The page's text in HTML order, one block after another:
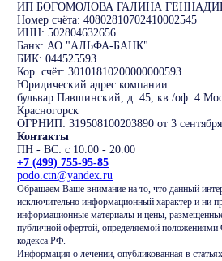
ИП БОГОМОЛОВА ГАЛИНА
Номер счёта: 40802810702410002545
ИНН: 502804632656
Банк: АО "АЛЬФА-БАНК"
БИК: 044525593
Кор. счёт: 30101810200000000593
Юридический адрес компании:
бульвар Павшинский, д. 45, кв./оф. 4
Красногорск
ОГРНИП: 319508100203890 от 3 сентября
Контакты
ПН - ВС: с 10.00 - 20.00
+7 (499) 755-95-85
podo.ctn@yandex.ru
Обращаем Ваше внимание на то, что данный
исключительно информационный характер и ни
информационные материалы и цены,
публичной офертой, определяемой положениями
кодекса РФ.
Информация о лечении, опубликованная в